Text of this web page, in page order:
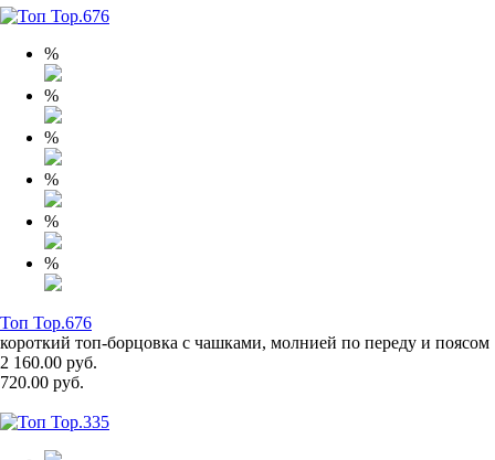
%
%
%
%
%
%
Топ Top.676
короткий топ-борцовка с чашками, молнией по переду и поясом
2 160.00 руб.
720.00 руб.